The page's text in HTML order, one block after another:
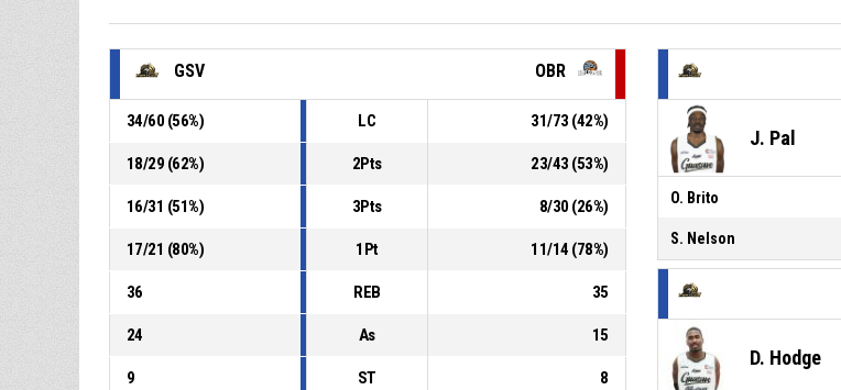
GSV OBR
34/60 (56%) LC 31/73 (42%)
18/29 (62%) 2Pts 23/43 (53%)
16/31 (51%) 3Pts 8/30 (26%)
17/21 (80%) 1Pt 11/14 (78%)
36 REB 35
24 As 15
9 ST 8
J. Pal
O. Brito
S. Nelson
D. Hodge